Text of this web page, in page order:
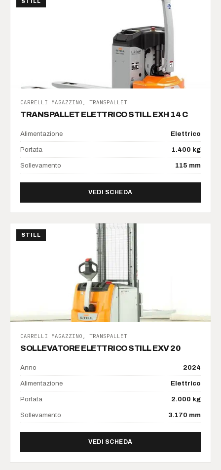
STILL
CARRELLI MAGAZZINO, TRANSPALLET
TRANSPALLET ELETTRICO STILL EXH 14 C
Alimentazione Elettrico
Portata 1.400 kg
Sollevamento 115 mm
VEDI SCHEDADI TRANSPALLET
STILL
CARRELLI MAGAZZINO, TRANSPALLET
SOLLEVATORE ELETTRICO STILL EXV 20
Anno 2024
Alimentazione Elettrico
Portata 2.000 kg
Sollevamento 3.170 mm
VEDI SCHEDADI SOLLEVATORE